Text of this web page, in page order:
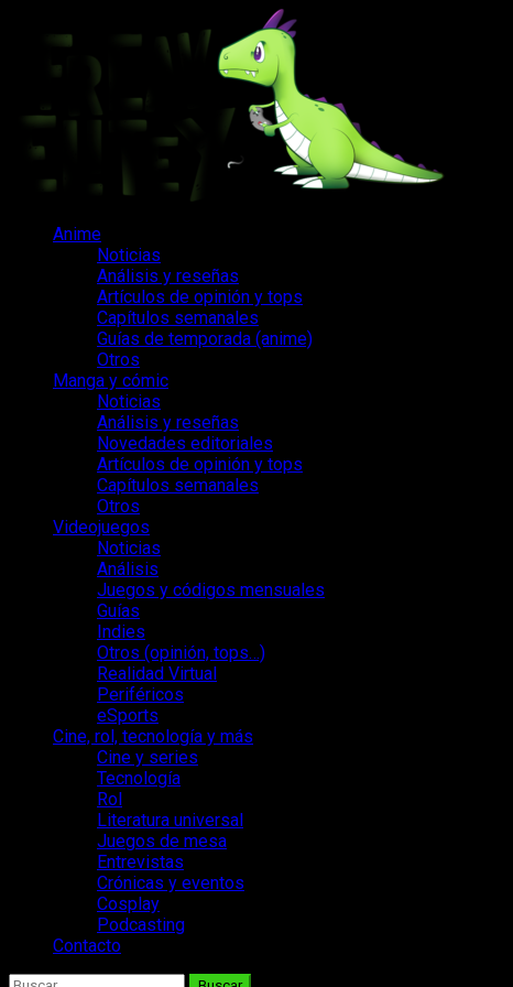
contenido
Anime
Noticias
Análisis y reseñas
Artículos de opinión y tops
Capítulos semanales
Guías de temporada (anime)
Otros
Manga y cómic
Noticias
Análisis y reseñas
Novedades editoriales
Artículos de opinión y tops
Capítulos semanales
Otros
Videojuegos
Noticias
Análisis
Juegos y códigos mensuales
Guías
Indies
Otros (opinión, tops…)
Realidad Virtual
Periféricos
eSports
Cine, rol, tecnología y más
Cine y series
Tecnología
Rol
Literatura universal
Juegos de mesa
Entrevistas
Crónicas y eventos
Cosplay
Podcasting
Contacto